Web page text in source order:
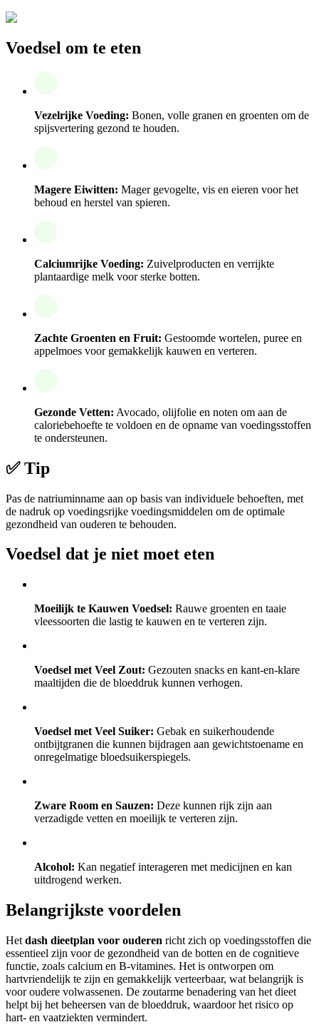
Voedsel om te eten
Vezelrijke Voeding: Bonen, volle granen en groenten om de
spijsvertering gezond te houden.
Magere Eiwitten: Mager gevogelte, vis en eieren voor het
behoud en herstel van spieren.
Calciumrijke Voeding: Zuivelproducten en verrijkte
plantaardige melk voor sterke botten.
Zachte Groenten en Fruit: Gestoomde wortelen, puree en
appelmoes voor gemakkelijk kauwen en verteren.
Gezonde Vetten: Avocado, olijfolie en noten om aan de
caloriebehoefte te voldoen en de opname van voedingsstoffen
te ondersteunen.
✅ Tip
Pas de natriuminname aan op basis van individuele behoeften, met
de nadruk op voedingsrijke voedingsmiddelen om de optimale
gezondheid van ouderen te behouden.
Voedsel dat je niet moet eten
Moeilijk te Kauwen Voedsel: Rauwe groenten en taaie
vleessoorten die lastig te kauwen en te verteren zijn.
Voedsel met Veel Zout: Gezouten snacks en kant-en-klare
maaltijden die de bloeddruk kunnen verhogen.
Voedsel met Veel Suiker: Gebak en suikerhoudende
ontbijtgranen die kunnen bijdragen aan gewichtstoename en
onregelmatige bloedsuikerspiegels.
Zware Room en Sauzen: Deze kunnen rijk zijn aan
verzadigde vetten en moeilijk te verteren zijn.
Alcohol: Kan negatief interageren met medicijnen en kan
uitdrogend werken.
Belangrijkste voordelen
Het dash dieetplan voor ouderen richt zich op voedingsstoffen die
essentieel zijn voor de gezondheid van de botten en de cognitieve
functie, zoals calcium en B-vitamines. Het is ontworpen om
hartvriendelijk te zijn en gemakkelijk verteerbaar, wat belangrijk is
voor oudere volwassenen. De zoutarme benadering van het dieet
helpt bij het beheersen van de bloeddruk, waardoor het risico op
hart- en vaatziekten vermindert.